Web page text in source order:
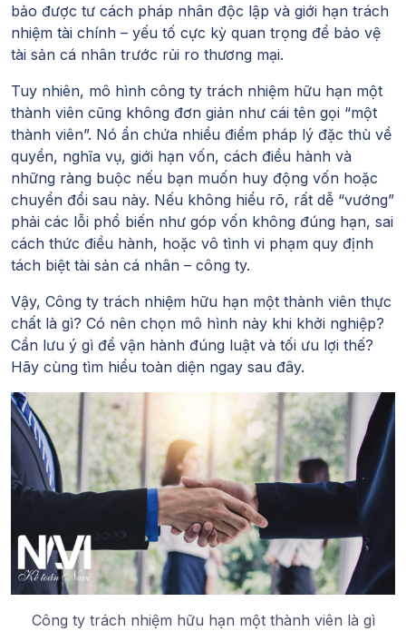
bảo được tư cách pháp nhân độc lập và giới hạn trách
nhiệm tài chính – yếu tố cực kỳ quan trọng để bảo vệ
tài sản cá nhân trước rủi ro thương mại.
Tuy nhiên, mô hình công ty trách nhiệm hữu hạn một
thành viên cũng không đơn giản như cái tên gọi “một
thành viên”. Nó ẩn chứa nhiều điểm pháp lý đặc thù về
quyền, nghĩa vụ, giới hạn vốn, cách điều hành và
những ràng buộc nếu bạn muốn huy động vốn hoặc
chuyển đổi sau này. Nếu không hiểu rõ, rất dễ “vướng”
phải các lỗi phổ biến như góp vốn không đúng hạn, sai
cách thức điều hành, hoặc vô tình vi phạm quy định
tách biệt tài sản cá nhân – công ty.
Vậy, Công ty trách nhiệm hữu hạn một thành viên thực
chất là gì? Có nên chọn mô hình này khi khởi nghiệp?
Cần lưu ý gì để vận hành đúng luật và tối ưu lợi thế?
Hãy cùng tìm hiểu toàn diện ngay sau đây.
Công ty trách nhiệm hữu hạn một thành viên là gì